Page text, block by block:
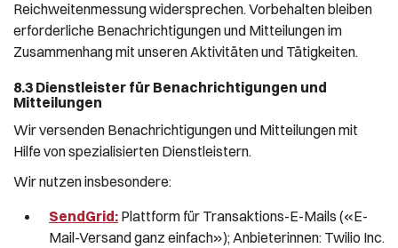
Reichweitenmessung widersprechen. Vorbehalten bleiben
erforderliche Benachrichtigungen und Mitteilungen im
Zusammenhang mit unseren Aktivitäten und Tätigkeiten.
8.3 Dienstleister für Benachrichtigungen und
Mitteilungen
Wir versenden Benachrichtigungen und Mitteilungen mit
Hilfe von spezialisierten Dienstleistern.
Wir nutzen insbesondere:
SendGrid: Plattform für Transaktions-E-Mails («E-
Mail-Versand ganz einfach»); Anbieterinnen: Twilio Inc.